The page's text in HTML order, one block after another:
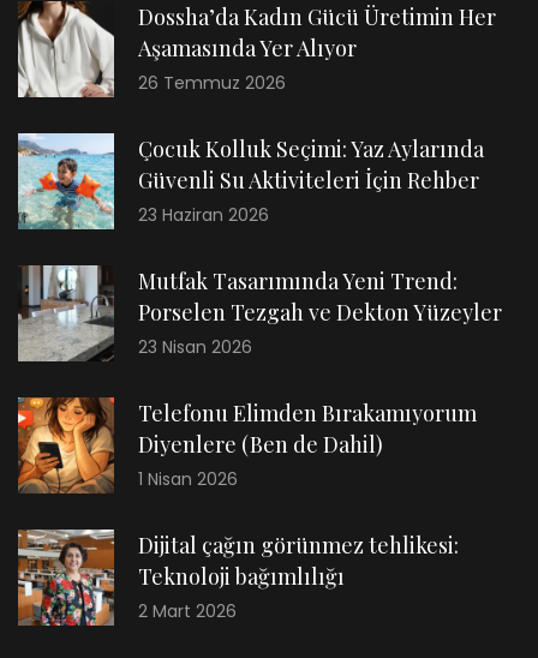
Dossha’da Kadın Gücü Üretimin Her
Aşamasında Yer Alıyor
26 Temmuz 2026
Çocuk Kolluk Seçimi: Yaz Aylarında
Güvenli Su Aktiviteleri İçin Rehber
23 Haziran 2026
Mutfak Tasarımında Yeni Trend:
Porselen Tezgah ve Dekton Yüzeyler
23 Nisan 2026
Telefonu Elimden Bırakamıyorum
Diyenlere (Ben de Dahil)
1 Nisan 2026
Dijital çağın görünmez tehlikesi:
Teknoloji bağımlılığı
2 Mart 2026